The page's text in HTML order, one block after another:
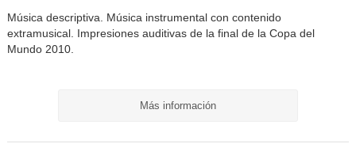
Música descriptiva. Música instrumental con contenido
extramusical. Impresiones auditivas de la final de la Copa del
Mundo 2010.
Más información